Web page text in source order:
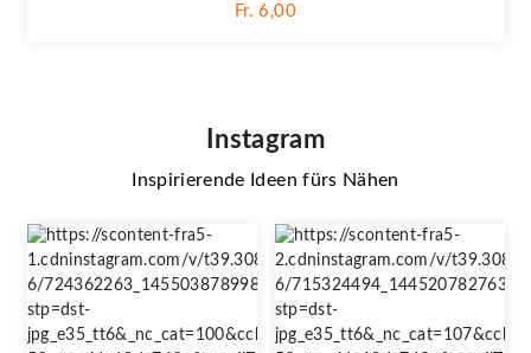
Fr. 6,00
Instagram
Inspirierende Ideen fürs Nähen